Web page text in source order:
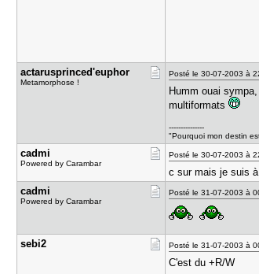
actaruspri​nced'eupho​r
Metamorphose !
Posté le 30-07-2003 à
Humm ouai
multiformats
---------------
"Pourquoi mon destin
cadmi
Powered by Carambar
Posté le 30-07-2003 à
c sur mais je suis
cadmi
Powered by Carambar
Posté le 31-07-2003 à
sebi2 Posté le 31-07-2003 à
C'est du +R/W